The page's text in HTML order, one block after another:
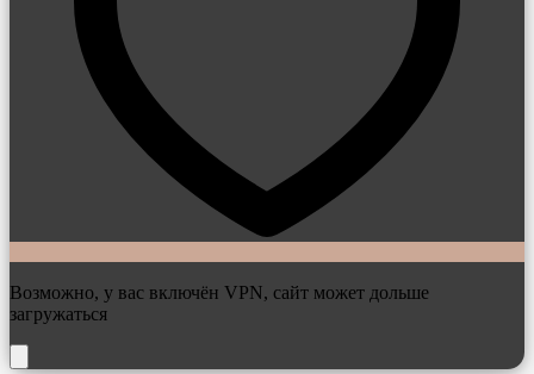
Возможно, у вас включён VPN, сайт может дольше
загружаться